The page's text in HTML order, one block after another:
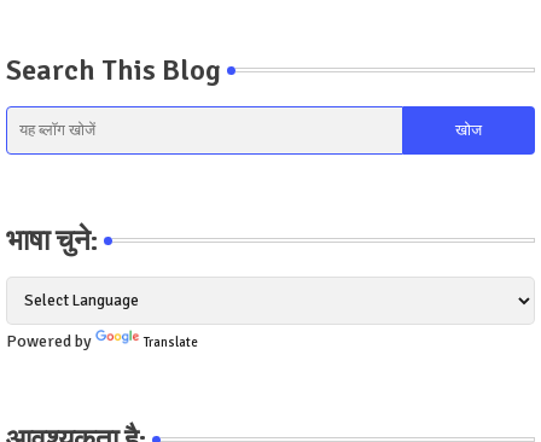
Search This Blog
भाषा चुने:
Powered by Translate